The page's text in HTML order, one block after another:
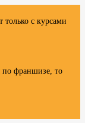
с курсами
по франшизе, то